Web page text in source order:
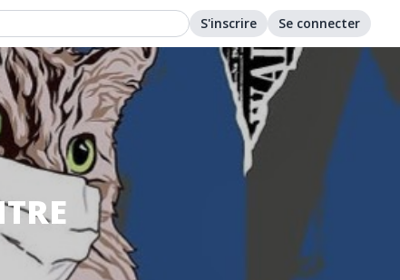
S'inscrire Se connecter